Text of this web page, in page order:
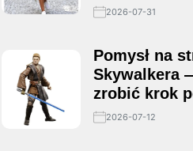
2026-07-31
Pomysł na
Skywalkera
zrobić krok
2026-07-12